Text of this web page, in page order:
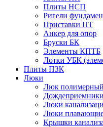
Плиты НСП
Ригели
Приставки ПТ
Анкер для опор
Бруски БК
Элементы КПТБ
Лотки УБК
Плиты ПЗК
Люки
Люк полимерный
Дождеприемники
Люки
Люки
Крышки